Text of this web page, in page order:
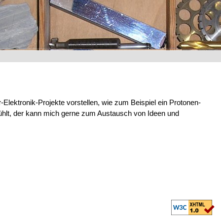
Projekte vorstellen, wie zum Beispiel ein Protonen-
der kann mich gerne zum Austausch von Ideen und